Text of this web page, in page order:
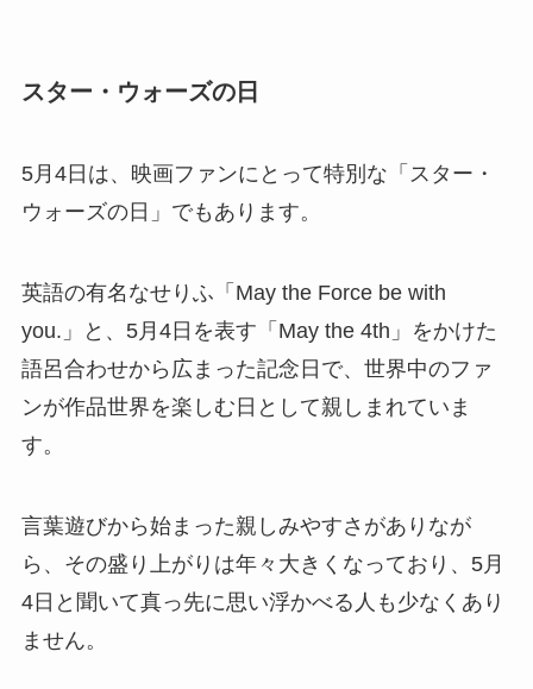
スター・ウォーズの日
5月4日は、映画ファンにとって特別な「スター・
ウォーズの日」でもあります。
英語の有名なせりふ「May the Force be with
you.」と、5月4日を表す「May the 4th」をかけた
語呂合わせから広まった記念日で、世界中のファ
ンが作品世界を楽しむ日として親しまれていま
す。
言葉遊びから始まった親しみやすさがありなが
ら、その盛り上がりは年々大きくなっており、5月
4日と聞いて真っ先に思い浮かべる人も少なくあり
ません。